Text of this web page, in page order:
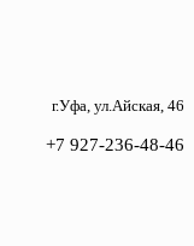
г.Уфа, ул.Айская, 46
+7 927-236-48-46